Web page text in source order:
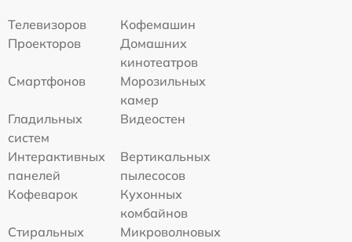
Телевизоров
Кофемашин
Проекторов
Домашних
кинотеатров
Смартфонов
Морозильных
камер
Гладильных
систем
Видеостен
Интерактивных
панелей
Вертикальных
пылесосов
Кофеварок
Кухонных
комбайнов
Стиральных
Микроволновых